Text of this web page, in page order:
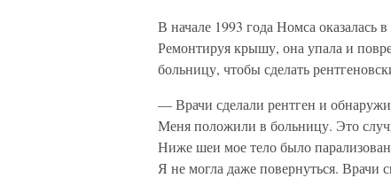
В начале 1993 года Номса оказалась
Ремонтируя крышу, она упала и
больницу, чтобы сделать
— Врачи сделали рентген и
Меня положили в больницу. Это
Ниже шеи мое тело было
Я не могла даже повернуться. Врачи